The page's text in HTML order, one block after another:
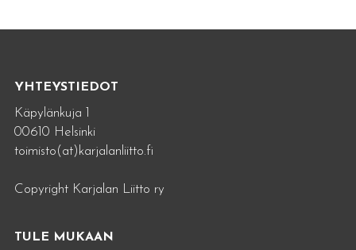
YHTEYSTIEDOT
Käpylänkuja 1
00610 Helsinki
toimisto(at)karjalanliitto.fi
Copyright Karjalan Liitto ry
TULE MUKAAN